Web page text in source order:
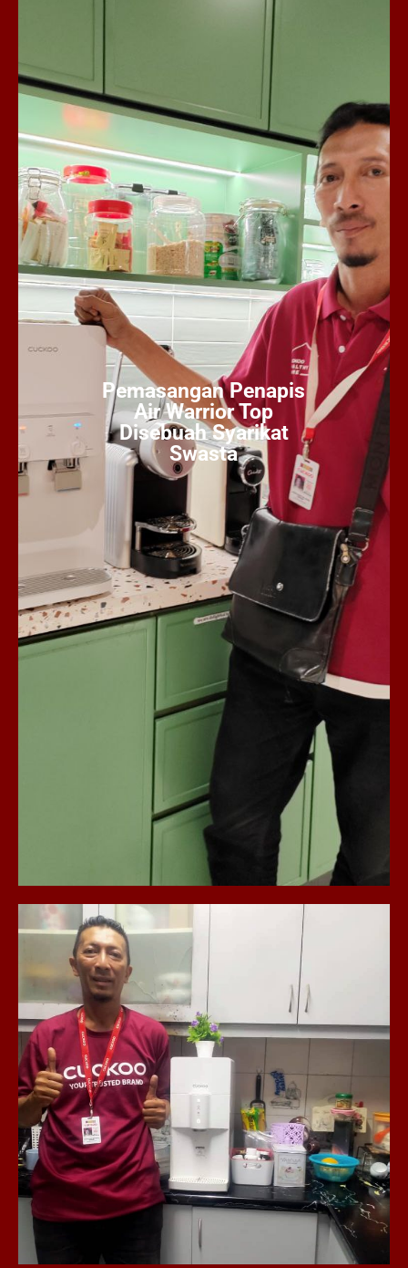
Pemasangan Penapis
Air Warrior Top
Disebuah Syarikat
Swasta